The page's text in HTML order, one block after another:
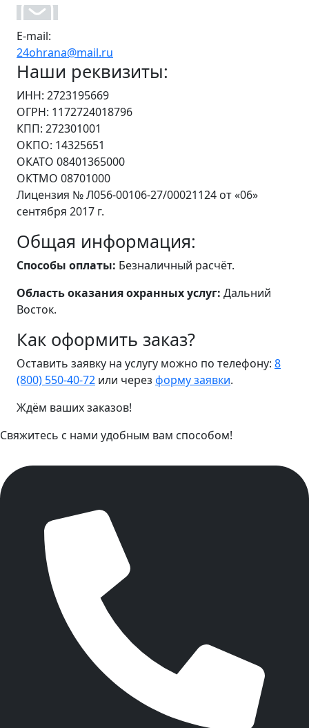
E-mail:
24ohrana@mail.ru
Наши реквизиты:
ИНН: 2723195669
ОГРН: 1172724018796
КПП: 272301001
ОКПО: 14325651
ОКАТО 08401365000
ОКТМО 08701000
Лицензия № Л056-00106-27/00021124 от «06»
сентября 2017 г.
Общая информация:
Способы оплаты: Безналичный расчёт.
Область оказания охранных услуг: Дальний
Восток.
Как оформить заказ?
Оставить заявку на услугу можно по телефону: 8
(800) 550-40-72 или через форму заявки.
Ждём ваших заказов!
Свяжитесь с нами удобным вам способом!